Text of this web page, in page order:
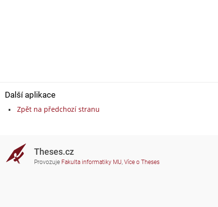
Další aplikace
Zpět na předchozí stranu
Theses.cz
Provozuje Fakulta informatiky MU, Více o Theses